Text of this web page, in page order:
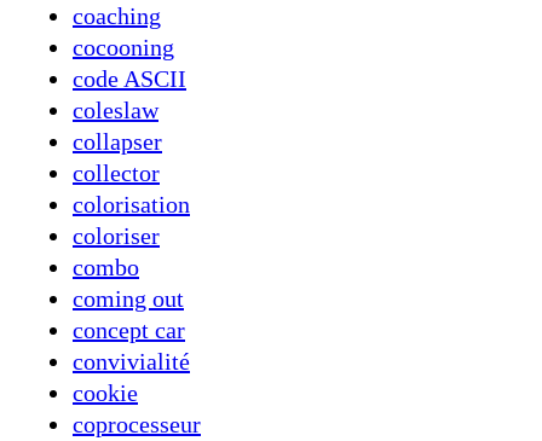
coaching
cocooning
code ASCII
coleslaw
collapser
collector
colorisation
coloriser
combo
coming out
concept car
convivialité
cookie
coprocesseur